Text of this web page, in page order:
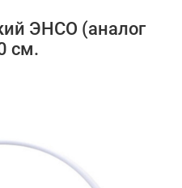
ЭНСО (аналог
см.